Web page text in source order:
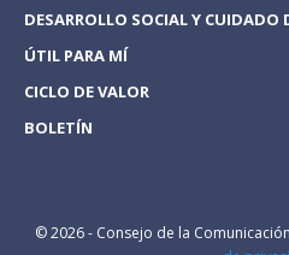
DESARROLLO SOCIAL Y CUIDADO
ÚTIL PARA MÍ
CICLO DE VALOR
BOLETÍN
© 2026 - Consejo de la